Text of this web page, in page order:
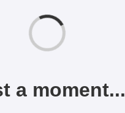
a moment...